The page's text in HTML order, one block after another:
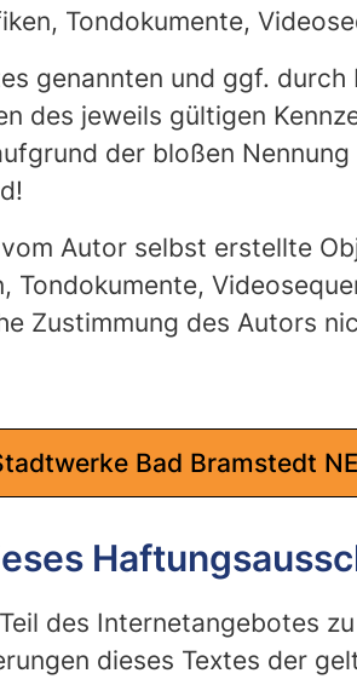
Tondokumente,
genannten und ggf.
des jeweils gültigen
der bloßen
Autor selbst erstellte
Tondokumente,
Zustimmung des Autors
Bad Bramstedt
des Internetangebotes
dieses Textes der